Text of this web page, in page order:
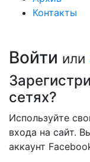
Контакты
Войти или
сетях?
Используйте
входа на сайт.
аккаунт